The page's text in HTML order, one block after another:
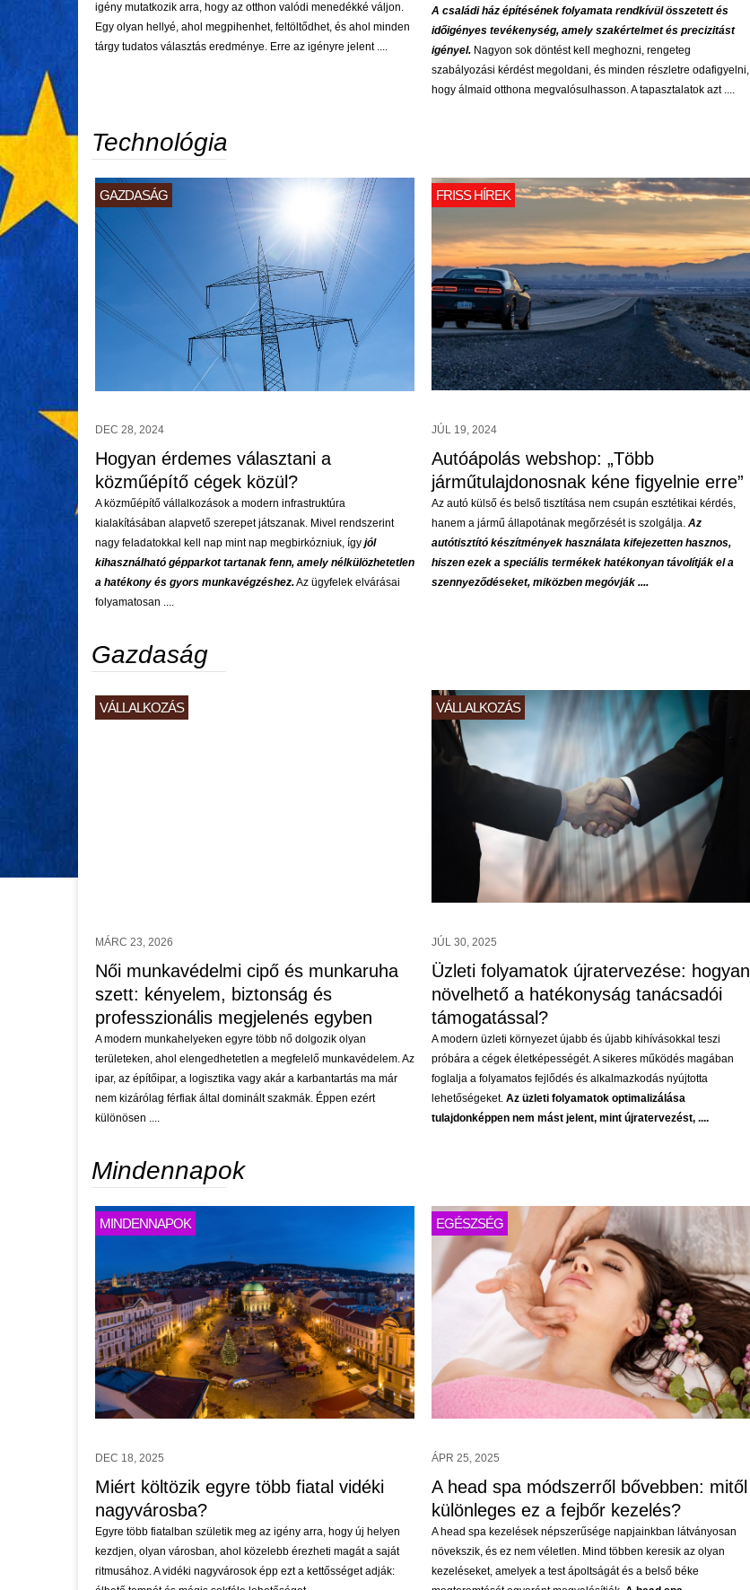
igény mutatkozik arra, hogy az otthon valódi menedékké váljon.
Egy olyan hellyé, ahol megpihenhet, feltöltődhet, és ahol minden
tárgy tudatos választás eredménye. Erre az igényre jelent ....
A családi ház építésének folyamata rendkívül összetett és
időigényes tevékenység, amely szakértelmet és precizitást
igényel.Nagyon sok döntést kell meghozni, rengeteg
szabályozási kérdést megoldani, és minden részletre odafigyelni,
hogy álmaid otthona megvalósulhasson. A tapasztalatok azt ....
Technológia
GAZDASÁG
DEC 28, 2024
Hogyan érdemes választani a
közműépítő cégek közül?
A közműépítő vállalkozások a modern infrastruktúra
kialakításában alapvető szerepet játszanak. Mivel rendszerint
nagy feladatokkal kell nap mint nap megbirkózniuk, így jól
kihasználható gépparkot tartanak fenn, amely nélkülözhetetlen
a hatékony és gyors munkavégzéshez.Az ügyfelek elvárásai
folyamatosan ....
FRISS HÍREK
JÚL 19, 2024
Autóápolás webshop: „Több
járműtulajdonosnak kéne figyelnie erre”
Az autó külső és belső tisztítása nem csupán esztétikai kérdés,
hanem a jármű állapotának megőrzését is szolgálja. Az
autótisztító készítmények használata kifejezetten hasznos,
hiszen ezek a speciális termékek hatékonyan távolítják el a
szennyeződéseket, miközben megóvják ....
Gazdaság
VÁLLALKOZÁS
MÁRC 23, 2026
Női munkavédelmi cipő és munkaruha
szett: kényelem, biztonság és
professzionális megjelenés egyben
A modern munkahelyeken egyre több nő dolgozik olyan
területeken, ahol elengedhetetlen a megfelelő munkavédelem. Az
ipar, az építőipar, a logisztika vagy akár a karbantartás ma már
nem kizárólag férfiak által dominált szakmák. Éppen ezért
különösen ....
VÁLLALKOZÁS
JÚL 30, 2025
Üzleti folyamatok újratervezése: hogyan
növelhető a hatékonyság tanácsadói
támogatással?
A modern üzleti környezet újabb és újabb kihívásokkal teszi
próbára a cégek életképességét. A sikeres működés magában
foglalja a folyamatos fejlődés és alkalmazkodás nyújtotta
lehetőségeket. Az üzleti folyamatok optimalizálása
tulajdonképpen nem mást jelent, mint újratervezést, ....
Mindennapok
MINDENNAPOK
DEC 18, 2025
Miért költözik egyre több fiatal vidéki
nagyvárosba?
Egyre több fiatalban születik meg az igény arra, hogy új helyen
kezdjen, olyan városban, ahol közelebb érezheti magát a saját
ritmusához. A vidéki nagyvárosok épp ezt a kettősséget adják:
EGÉSZSÉG
ÁPR 25, 2025
A head spa módszerről bővebben: mitől
különleges ez a fejbőr kezelés?
A head spa kezelések népszerűsége napjainkban látványosan
növekszik, és ez nem véletlen. Mind többen keresik az olyan
kezeléseket, amelyek a test ápoltságát és a belső béke